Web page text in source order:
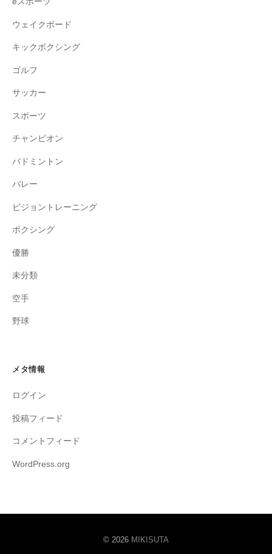
ウェイクボード
キックボクシング
ゴルフ
サッカー
スポーツ
チャンピオン
バドミントン
バレー
ビジョントレーニング
ボクシング
優勝
未分類
空手
野球
メタ情報
ログイン
投稿フィード
コメントフィード
WordPress.org
© 2026 MIKISUTA